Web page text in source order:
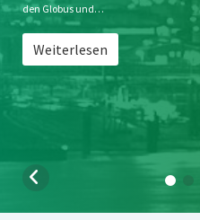
den Globus und…
Weiterlesen